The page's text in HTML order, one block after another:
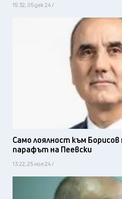
15:32, 05 дек 24 /
Само лоялност към
парафът на Пеевски
13:22, 25 ное 24 /